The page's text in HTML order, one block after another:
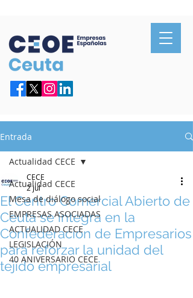
Entrada
Actualidad CECE
Mesa de diálogo social
EMPRESAS ASOCIADAS
ACTUALIDAD CECE
LEGISLACIÓN
40 ANIVERSARIO CECE
Actualidad CECE
El Centro Comercial Abierto de
Ceuta se integra en la
Confederación de Empresarios
para reforzar la unidad del
tejido empresarial
CECE
2 jul